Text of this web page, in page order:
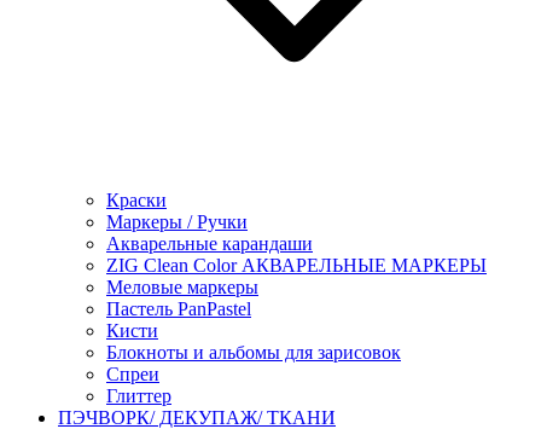
Краски
Маркеры / Ручки
Акварельные карандаши
ZIG Clean Color АКВАРЕЛЬНЫЕ МАРКЕРЫ
Меловые маркеры
Пастель PanPastel
Кисти
Блокноты и альбомы для зарисовок
Спреи
Глиттер
ПЭЧВОРК/ ДЕКУПАЖ/ ТКАНИ